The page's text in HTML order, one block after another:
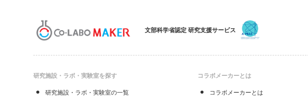
文部科学省認定 研究支援サービス
研究施設・ラボ・実験室を探す
研究施設・ラボ・実験室の一覧
コラボメーカーとは
コラボメーカーとは